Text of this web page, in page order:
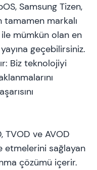
Samsung Tizen,
markalı
mümkün olan en
geçebilirsiniz.
Biz teknolojiyi
TVOD ve AVOD
etmelerini sağlayan
çözümü içerir.